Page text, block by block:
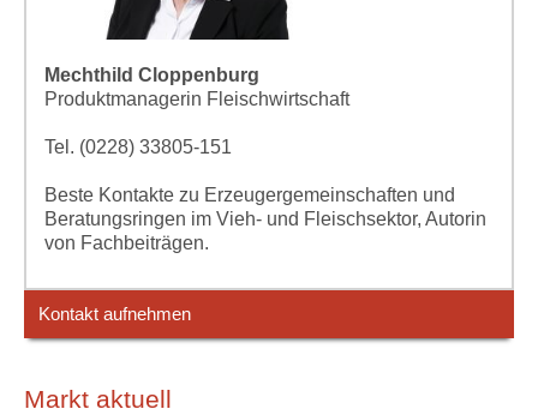
Mechthild Cloppenburg
Produktmanagerin Fleischwirtschaft
Tel. (0228) 33805-151
Beste Kontakte zu Erzeugergemeinschaften und
Beratungsringen im Vieh- und Fleischsektor, Autorin
von Fachbeiträgen.
Kontakt aufnehmen
Markt aktuell